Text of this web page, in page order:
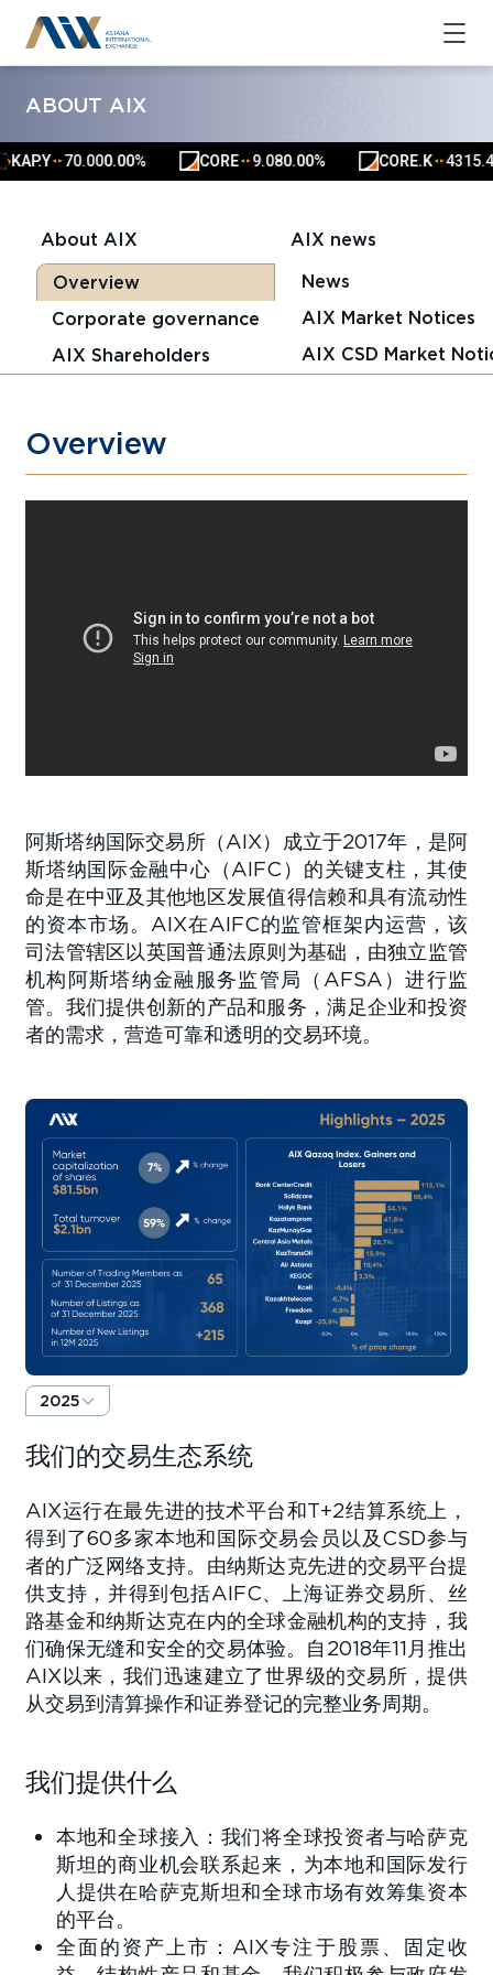
ABOUT AIX
▲▲70.000.00% CORE▲ ▲9.080.00% CORE.K▲ ▲4315.40
About AIX
Overview
Corporate governance
AIX Shareholders
AIX news
News
AIX Market Notices
AIX CSD Market
Overview
阿斯塔纳国际交易所（AIX）成立于2017年，是阿
斯塔纳国际金融中心（AIFC）的关键支柱，其使
命是在中亚及其他地区发展值得信赖和具有流动性
的资本市场。AIX在AIFC的监管框架内运营，该
司法管辖区以英国普通法原则为基础，由独立监管
机构阿斯塔纳金融服务监管局（AFSA）进行监
管。我们提供创新的产品和服务，满足企业和投资
者的需求，营造可靠和透明的交易环境。
2025
我们的交易生态系统
AIX运行在最先进的技术平台和T+2结算系统上，
得到了60多家本地和国际交易会员以及CSD参与
者的广泛网络支持。由纳斯达克先进的交易平台提
供支持，并得到包括AIFC、上海证券交易所、丝
路基金和纳斯达克在内的全球金融机构的支持，我
们确保无缝和安全的交易体验。自2018年11月推出
AIX以来，我们迅速建立了世界级的交易所，提供
从交易到清算操作和证券登记的完整业务周期。
我们提供什么
本地和全球接入：我们将全球投资者与哈萨克
斯坦的商业机会联系起来，为本地和国际发行
人提供在哈萨克斯坦和全球市场有效筹集资本
的平台。
全面的资产上市：AIX专注于股票、固定收